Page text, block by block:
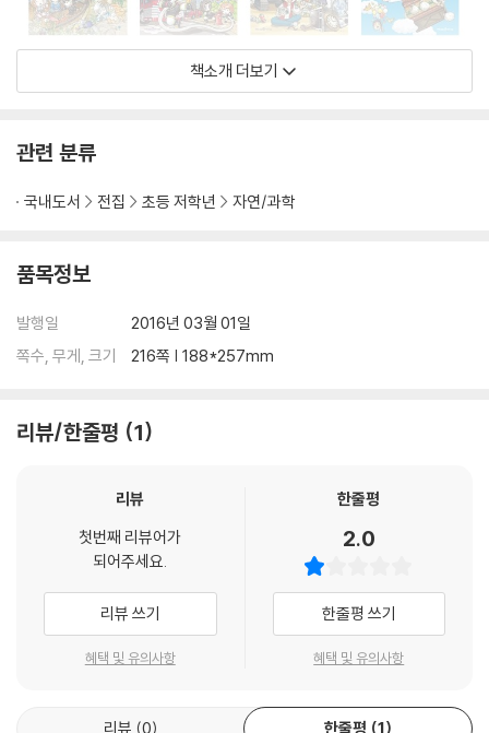
책소개 더보기
관련 분류
국내도서 전집 초등 저학년 자연/과학
품목정보
발행일
2016년 03월 01일
쪽수, 무게, 크기
216쪽 | 188*257mm
리뷰/한줄평 1
리뷰
첫번째 리뷰어가
되어주세요.
리뷰 쓰기
혜택 및 유의사항
한줄평
2.0
한줄평 쓰기
혜택 및 유의사항
리뷰 0 한줄평 1